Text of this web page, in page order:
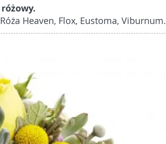
Heaven, Flox, Eustoma, Viburnum.